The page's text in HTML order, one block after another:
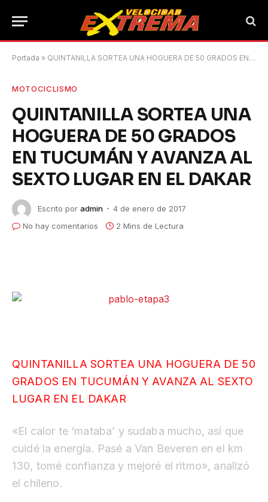
Portada » QUINTANILLA SORTEA UNA HOGUERA DE 50 GRADOS EN TUCUMÁN Y AVANZA AL SEXTO LUGAR EN EL DAKAR
MOTOCICLISMO
QUINTANILLA SORTEA UNA
HOGUERA DE 50 GRADOS
EN TUCUMÁN Y AVANZA AL
SEXTO LUGAR EN EL DAKAR
Escrito por admin
4 de enero de 2017
No hay comentarios
2 Mins de Lectura
QUINTANILLA SORTEA UNA HOGUERA DE 50
GRADOS EN TUCUMÁN Y AVANZA AL SEXTO
LUGAR EN EL DAKAR
«El calor te ‘mataba’ y sudaba mucho, así que
cuidé la energía. Pasé a Van Beveren en el km
130, tomé confianza y mejoré el ritmo», analizó
el chileno.